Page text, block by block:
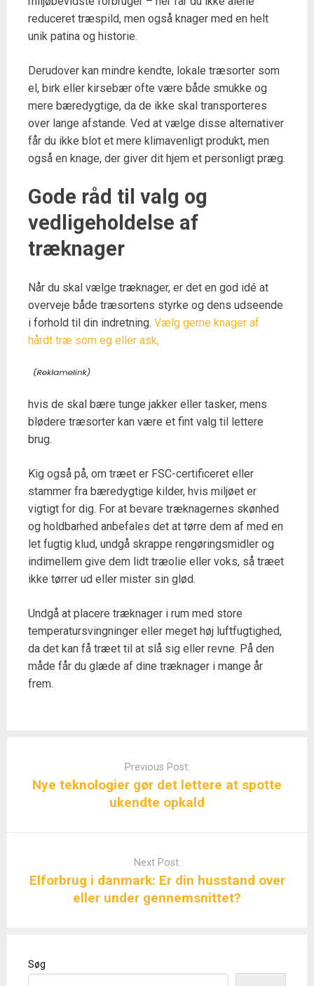
reduceret træspild, men også knager med en helt
unik patina og historie.
Derudover kan mindre kendte, lokale træsorter som
el, birk eller kirsebær ofte være både smukke og
mere bæredygtige, da de ikke skal transporteres
over lange afstande. Ved at vælge disse alternativer
får du ikke blot et mere klimavenligt produkt, men
også en knage, der giver dit hjem et personligt præg.
Gode råd til valg og
vedligeholdelse af
træknager
Når du skal vælge træknager, er det en god idé at
overveje både træsortens styrke og dens udseende
i forhold til din indretning. Vælg gerne knager af
hårdt træ som eg eller ask,
hvis de skal bære tunge jakker eller tasker, mens
blødere træsorter kan være et fint valg til lettere
brug.
Kig også på, om træet er FSC-certificeret eller
stammer fra bæredygtige kilder, hvis miljøet er
vigtigt for dig. For at bevare træknagernes skønhed
og holdbarhed anbefales det at tørre dem af med en
let fugtig klud, undgå skrappe rengøringsmidler og
indimellem give dem lidt træolie eller voks, så træet
ikke tørrer ud eller mister sin glød.
Undgå at placere træknager i rum med store
temperatursvingninger eller meget høj luftfugtighed,
da det kan få træet til at slå sig eller revne. På den
måde får du glæde af dine træknager i mange år
frem.
Previous Post:
Nye teknologier gør det lettere at spotte
ukendte opkald
Next Post:
Elforbrug i danmark: Er din husstand over
eller under gennemsnittet?
Søg